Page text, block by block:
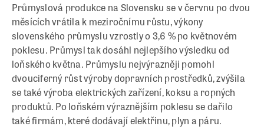
Průmyslová produkce na Slovensku se v červnu po dvou
měsících vrátila k meziročnímu růstu, výkony
slovenského průmyslu vzrostly o 3,6 % po květnovém
poklesu. Průmysl tak dosáhl nejlepšího výsledku od
loňského května. Průmyslu nejvýrazněji pomohl
dvouciferný růst výroby dopravních prostředků, zvýšila
se také výroba elektrických zařízení, koksu a ropných
produktů. Po loňském výraznějším poklesu se dařilo
také firmám, které dodávají elektřinu, plyn a páru.